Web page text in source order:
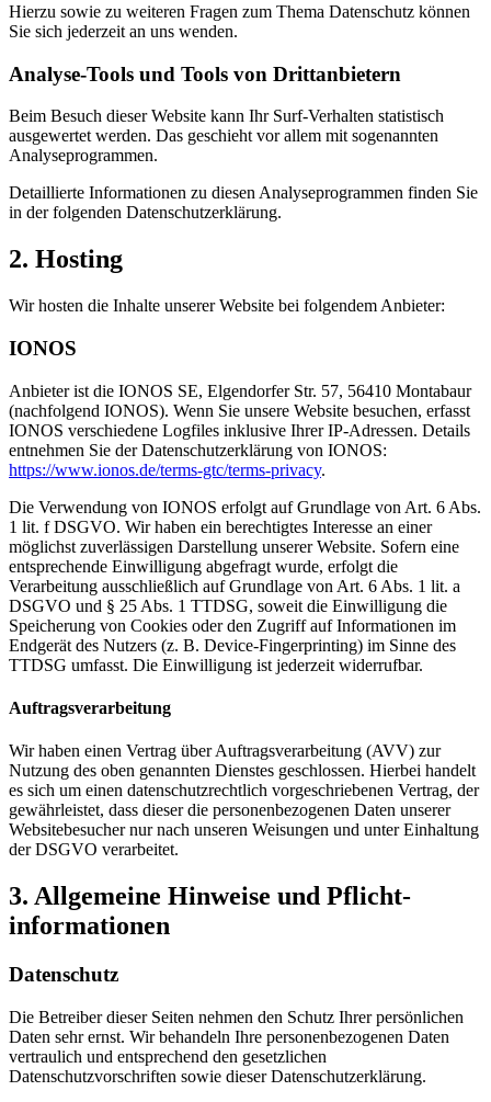
Hierzu sowie zu weiteren Fragen zum Thema Datenschutz können
Sie sich jederzeit an uns wenden.
Analyse-Tools und Tools von Dritt­anbietern
Beim Besuch dieser Website kann Ihr Surf-Verhalten statistisch
ausgewertet werden. Das geschieht vor allem mit sogenannten
Analyseprogrammen.
Detaillierte Informationen zu diesen Analyseprogrammen finden Sie
in der folgenden Datenschutzerklärung.
2. Hosting
Wir hosten die Inhalte unserer Website bei folgendem Anbieter:
IONOS
Anbieter ist die IONOS SE, Elgendorfer Str. 57, 56410 Montabaur
(nachfolgend IONOS). Wenn Sie unsere Website besuchen, erfasst
IONOS verschiedene Logfiles inklusive Ihrer IP-Adressen. Details
entnehmen Sie der Datenschutzerklärung von IONOS:
https://www.ionos.de/terms-gtc/terms-privacy.
Die Verwendung von IONOS erfolgt auf Grundlage von Art. 6 Abs.
1 lit. f DSGVO. Wir haben ein berechtigtes Interesse an einer
möglichst zuverlässigen Darstellung unserer Website. Sofern eine
entsprechende Einwilligung abgefragt wurde, erfolgt die
Verarbeitung ausschließlich auf Grundlage von Art. 6 Abs. 1 lit. a
DSGVO und § 25 Abs. 1 TTDSG, soweit die Einwilligung die
Speicherung von Cookies oder den Zugriff auf Informationen im
Endgerät des Nutzers (z. B. Device-Fingerprinting) im Sinne des
TTDSG umfasst. Die Einwilligung ist jederzeit widerrufbar.
Auftragsverarbeitung
Wir haben einen Vertrag über Auftragsverarbeitung (AVV) zur
Nutzung des oben genannten Dienstes geschlossen. Hierbei handelt
es sich um einen datenschutzrechtlich vorgeschriebenen Vertrag, der
gewährleistet, dass dieser die personenbezogenen Daten unserer
Websitebesucher nur nach unseren Weisungen und unter Einhaltung
der DSGVO verarbeitet.
3. Allgemeine Hinweise und Pflicht­
informationen
Datenschutz
Die Betreiber dieser Seiten nehmen den Schutz Ihrer persönlichen
Daten sehr ernst. Wir behandeln Ihre personenbezogenen Daten
vertraulich und entsprechend den gesetzlichen
Datenschutzvorschriften sowie dieser Datenschutzerklärung.